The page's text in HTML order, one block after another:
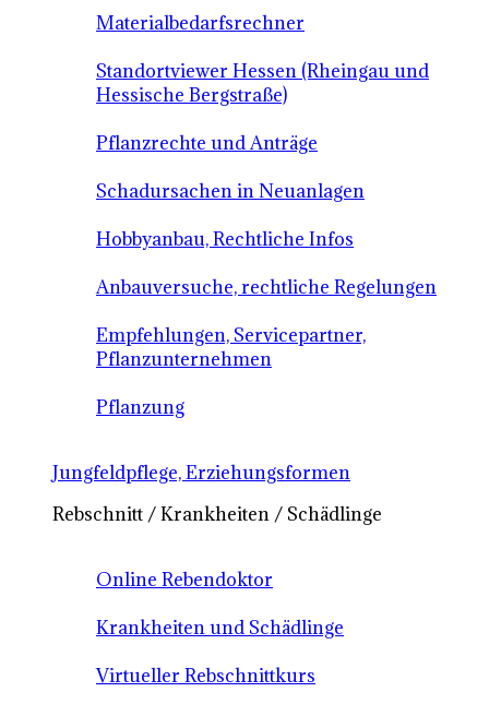
Materialbedarfsrechner
Standortviewer Hessen (Rheingau und
Hessische Bergstraße)
Pflanzrechte und Anträge
Schadursachen in Neuanlagen
Hobbyanbau, Rechtliche Infos
Anbauversuche, rechtliche Regelungen
Empfehlungen, Servicepartner,
Pflanzunternehmen
Pflanzung
Jungfeldpflege, Erziehungsformen
Rebschnitt / Krankheiten / Schädlinge
Online Rebendoktor
Krankheiten und Schädlinge
Virtueller Rebschnittkurs